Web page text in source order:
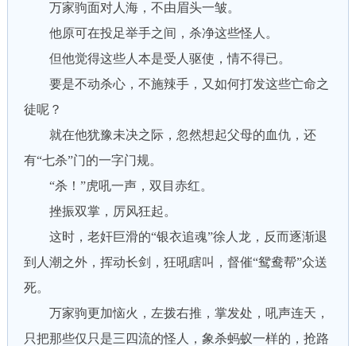
万家驹面对人海，不由眉头一皱。
他原可在投足举手之间，杀净这些怪人。
但他觉得这些人本是受人驱使，情不得已。
要是不动杀心，不施辣手，又如何打发这些亡命之
徒呢？
就在他犹豫未决之际，忽然想起父母的血仇，还
有“七杀”门的一字门规。
“杀！”虎吼一声，双目赤红。
挫振双掌，厉风狂起。
这时，老奸巨滑的“银衣追魂”徐人龙，反而逐渐退
到人潮之外，挥动长剑，狂吼瞎叫，督催“鸳鸯帮”众送
死。
万家驹更加恼火，左拨右推，掌发处，吼声连天，
只把那些仅只是三四流的怪人，象杀蚂蚁一样的，抢路